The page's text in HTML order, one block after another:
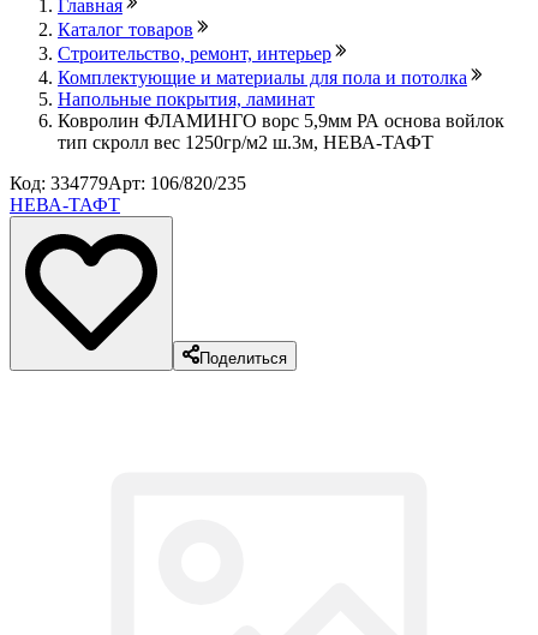
Главная
Каталог товаров
Строительство, ремонт, интерьер
Комплектующие и материалы для пола и потолка
Напольные покрытия, ламинат
Ковролин ФЛАМИНГО ворс 5,9мм РА основа войлок
тип скролл вес 1250гр/м2 ш.3м, НЕВА-ТАФТ
Код: 334779Арт: 106/820/235
НЕВА-ТАФТ
Поделиться